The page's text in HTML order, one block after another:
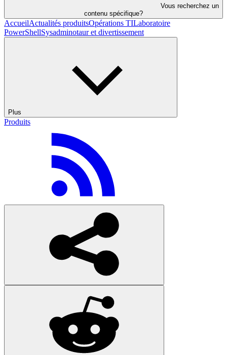
Vous recherchez un
contenu spécifique?
AccueilActualités produitsOpérations TILaboratoire
PowerShellSysadminotaur et divertissement
Plus
Produits